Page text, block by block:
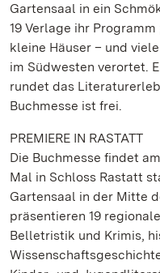
Gartensaal in ein
19 Verlage ihr
kleine Häuser – und
im Südwesten verortet.
rundet das
Buchmesse ist frei.
PREMIERE IN RASTATT
Die Buchmesse findet
Mal in Schloss Rastatt
Gartensaal in der Mitte
präsentieren 19
Belletristik und Krimis,